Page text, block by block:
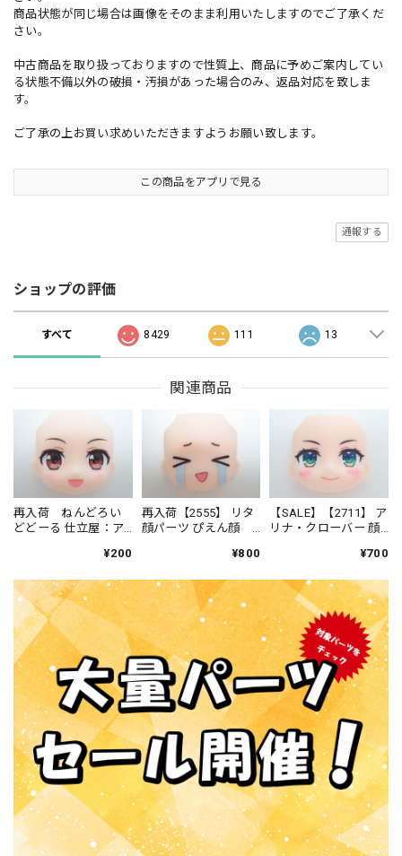
商品状態が同じ場合は画像をそのまま利用いたしますのでご了承くだ
さい。
中古商品を取り扱っておりますので性質上、商品に予めご案内してい
る状態不備以外の破損・汚損があった場合のみ、返品対応を致しま
す。
ご了承の上お買い求めいただきますようお願い致します。
この商品をアプリで見る
通報する
ショップの評価
すべて 8429 111 13
関連商品
再入荷 ねんどろい
どどーる 仕立屋：ア
¥200
再入荷【2555】 リタ
顔パーツ ぴえん顔
¥800
【SALE】【2711】 ア
リナ・クローバー 顔
ろいどべーしっく¥700